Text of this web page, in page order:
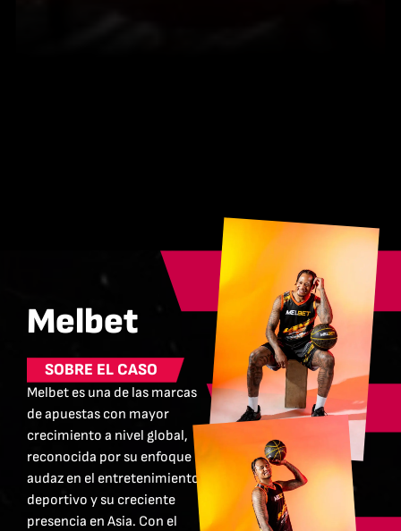
Melbet
SOBRE EL CASO
Melbet es una de las marcas
de apuestas con mayor
crecimiento a nivel global,
reconocida por su enfoque
audaz en el entretenimiento
deportivo y su creciente
presencia en Asia. Con el